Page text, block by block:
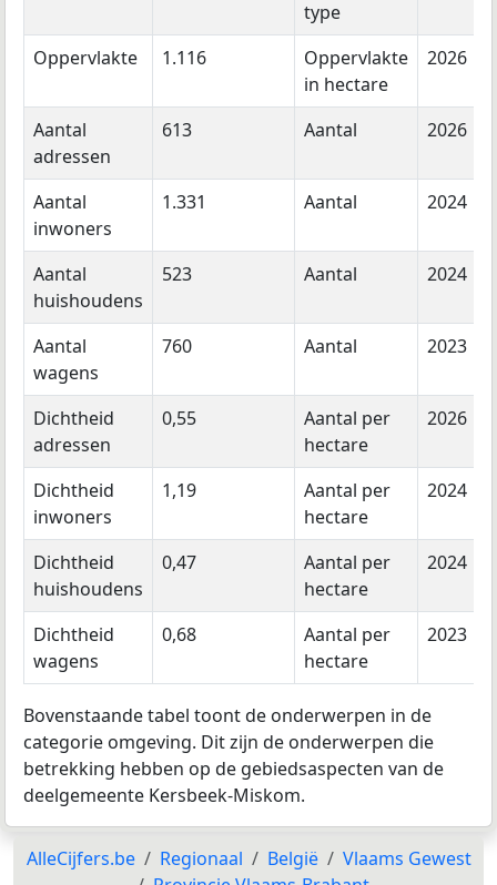
type
Oppervlakte
1.116
Oppervlakte
in hectare
2026
Aantal
adressen
613 Aantal 2026
Aantal
inwoners
1.331 Aantal 2024
Aantal
huishoudens
523 Aantal 2024
Aantal
wagens
760 Aantal 2023
Dichtheid
adressen
0,55
Aantal per
hectare
2026
Dichtheid
inwoners
1,19
Aantal per
hectare
2024
Dichtheid
huishoudens
0,47
Aantal per
hectare
2024
Dichtheid
wagens
0,68
Aantal per
hectare
2023
Bovenstaande tabel toont de onderwerpen in de
categorie omgeving. Dit zijn de onderwerpen die
betrekking hebben op de gebiedsaspecten van de
deelgemeente Kersbeek-Miskom.
AlleCijfers.be Regionaal België
Vlaams Gewest